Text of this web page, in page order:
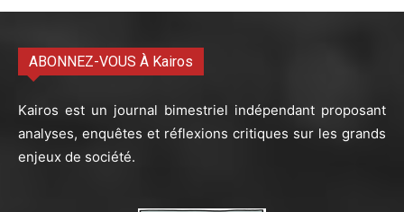
ABONNEZ-VOUS À Kairos
Kairos est un journal bimestriel indépendant proposant
analyses, enquêtes et réflexions critiques sur les grands
enjeux de société.